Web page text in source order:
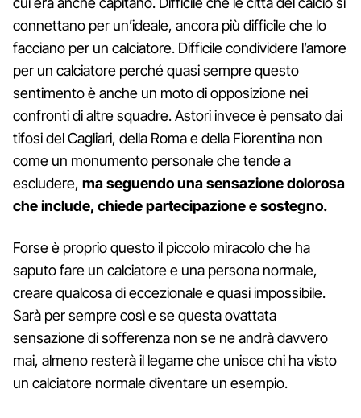
connettano per un’ideale, ancora più difficile che lo
facciano per un calciatore. Difficile condividere l’amore
per un calciatore perché quasi sempre questo
sentimento è anche un moto di opposizione nei
confronti di altre squadre. Astori invece è pensato dai
tifosi del Cagliari, della Roma e della Fiorentina non
come un monumento personale che tende a
escludere, ma seguendo una sensazione dolorosa
che include, chiede partecipazione e sostegno.
Forse è proprio questo il piccolo miracolo che ha
saputo fare un calciatore e una persona normale,
creare qualcosa di eccezionale e quasi impossibile.
Sarà per sempre così e se questa ovattata
sensazione di sofferenza non se ne andrà davvero
mai, almeno resterà il legame che unisce chi ha visto
un calciatore normale diventare un esempio.